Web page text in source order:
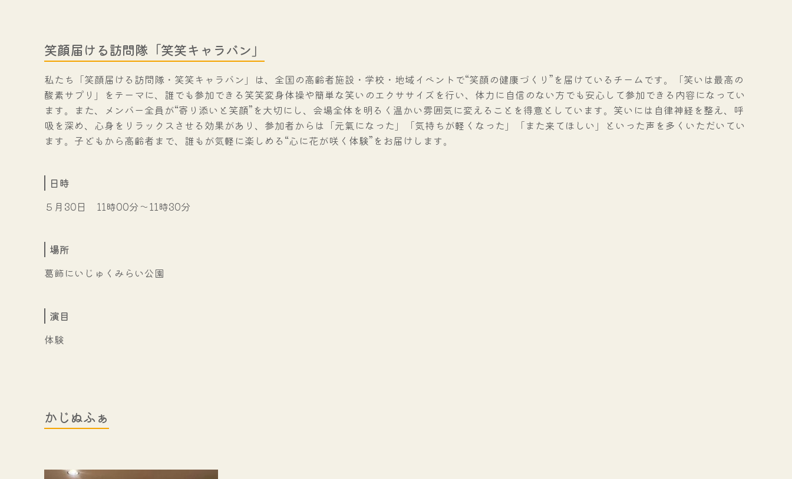
笑顔届ける訪問隊「笑笑キャラバン」
私たち「笑顔届ける訪問隊・笑笑キャラバン」は、全国の高齢者施設・学校・地域イベントで“笑顔の健康づくり”を届けているチームです。「笑いは最高の
酸素サプリ」をテーマに、誰でも参加できる笑笑変身体操や簡単な笑いのエクササイズを行い、体力に自信のない方でも安心して参加できる内容になってい
ます。また、メンバー全員が“寄り添いと笑顔”を大切にし、会場全体を明るく温かい雰囲気に変えることを得意としています。笑いには自律神経を整え、呼
吸を深め、心身をリラックスさせる効果があり、参加者からは「元氣になった」「気持ちが軽くなった」「また来てほしい」といった声を多くいただいてい
ます。子どもから高齢者まで、誰もが気軽に楽しめる“心に花が咲く体験”をお届けします。
日時
５月30日 11時00分～11時30分
場所
葛飾にいじゅくみらい公園
演目
体験
かじぬふぁ